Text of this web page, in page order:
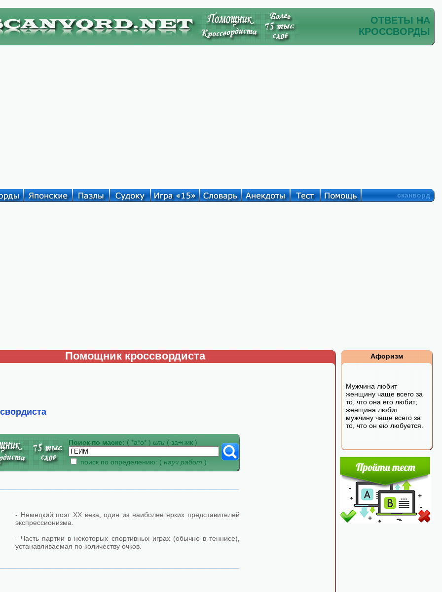
ОТВЕТЫ НА
КРОССВОРДЫ
сканворд
Помощник кроссвордиста
Поиск по маске: ( *а*о* ) или ( за+ник )
поиск по определению: ( науч работ )
- Немецкий поэт ХХ века, один из наиболее ярких представителей
экспрессионизма.
- Часть партии в некоторых спортивных играх (обычно в теннисе),
устанавливаемая по количеству очков.
Афоризм
Мужчина любит
женщину чаще всего за
то, что она его любит;
женщина любит
мужчину чаще всего за
то, что он ею любуется.